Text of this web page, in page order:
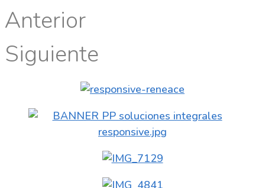
Anterior
Siguiente